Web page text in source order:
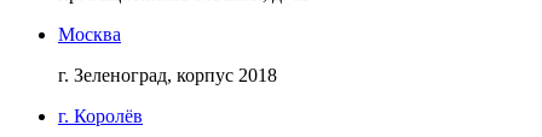
Москва
г. Зеленоград, корпус 2018
г. Королёв